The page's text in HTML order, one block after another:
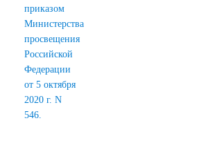
приказом
Министерства
просвещения
Российской
Федерации
от 5 октября
2020 г. N
546.